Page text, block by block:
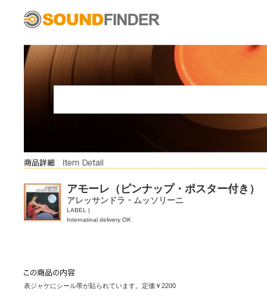
アモーレ（ピンナップ・ポスター付き）
アレッサンドラ・ムッソリーニ
LABEL |
Internatinal delivery OK
表ジャケにシール帯が貼られています。定価￥2200